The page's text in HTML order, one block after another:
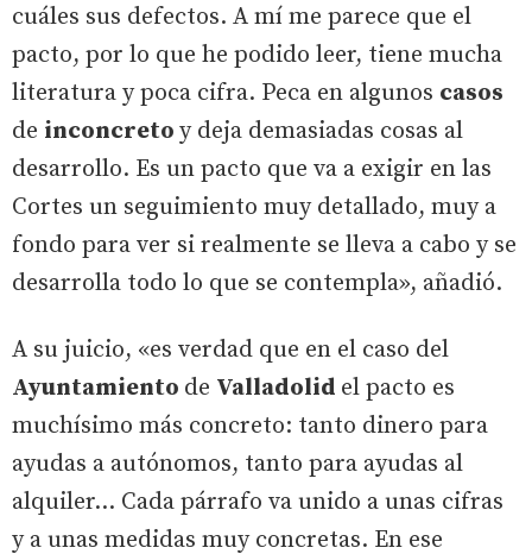
cuáles sus defectos. A mí me parece que el
pacto, por lo que he podido leer, tiene mucha
literatura y poca cifra. Peca en algunos casos
de inconcreto y deja demasiadas cosas al
desarrollo. Es un pacto que va a exigir en las
Cortes un seguimiento muy detallado, muy a
fondo para ver si realmente se lleva a cabo y se
desarrolla todo lo que se contempla», añadió.
A su juicio, «es verdad que en el caso del
Ayuntamiento de Valladolid el pacto es
muchísimo más concreto: tanto dinero para
ayudas a autónomos, tanto para ayudas al
alquiler... Cada párrafo va unido a unas cifras
y a unas medidas muy concretas. En ese